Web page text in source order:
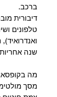
ברכב.
‏דיבורית
טלפונים
שנה
מה
מסך